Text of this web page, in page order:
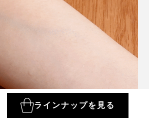
ラインナップを見る